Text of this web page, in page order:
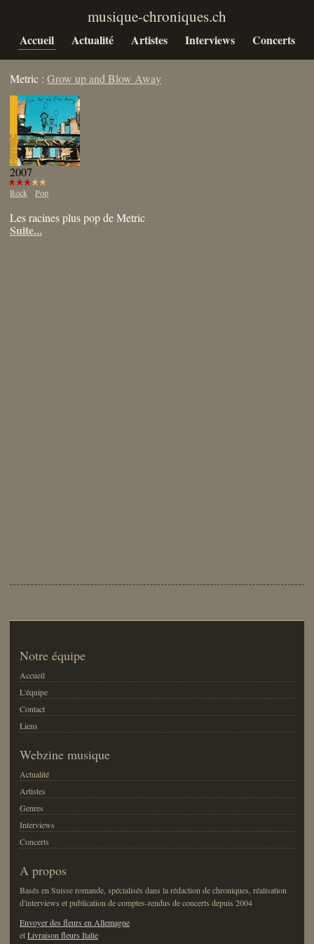
Accueil Actualité Artistes Interviews Concerts
Metric : Grow up and Blow Away
2007
Rock Pop
Les racines plus pop de Metric
Suite...
Notre équipe
Accueil
L'équipe
Contact
Liens
Webzine musique
Actualité
Artistes
Genres
Interviews
Concerts
A propos
Basés en Suisse romande, spécialisés dans la rédaction de chroniques, réalisation
d'interviews et publication de comptes-rendus de concerts depuis 2004
Envoyer des fleurs en Allemagne
etLivraison fleurs Italie